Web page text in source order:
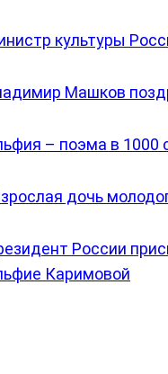
культуры
Машков
– поэма в 1000
дочь
России
Каримовой